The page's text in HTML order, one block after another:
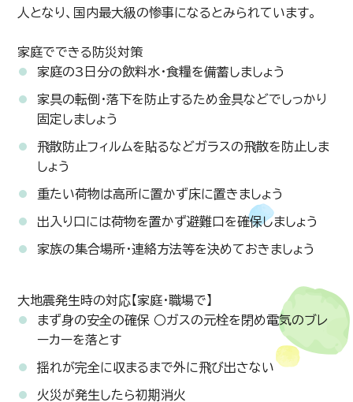
人となり、国内最大級の惨事になるとみられています。
家庭でできる防災対策
家庭の3日分の飲料水・食糧を備蓄しましょう
家具の転倒・落下を防止するため金具などでしっかり
固定しましょう
飛散防止フィルムを貼るなどガラスの飛散を防止しま
しょう
重たい荷物は高所に置かず床に置きましょう
出入り口には荷物を置かず避難口を確保しましょう
家族の集合場所・連絡方法等を決めておきましょう
大地震発生時の対応【家庭・職場で】
まず身の安全の確保 ○ガスの元栓を閉め電気のブレ
ーカーを落とす
揺れが完全に収まるまで外に飛び出さない
火災が発生したら初期消火